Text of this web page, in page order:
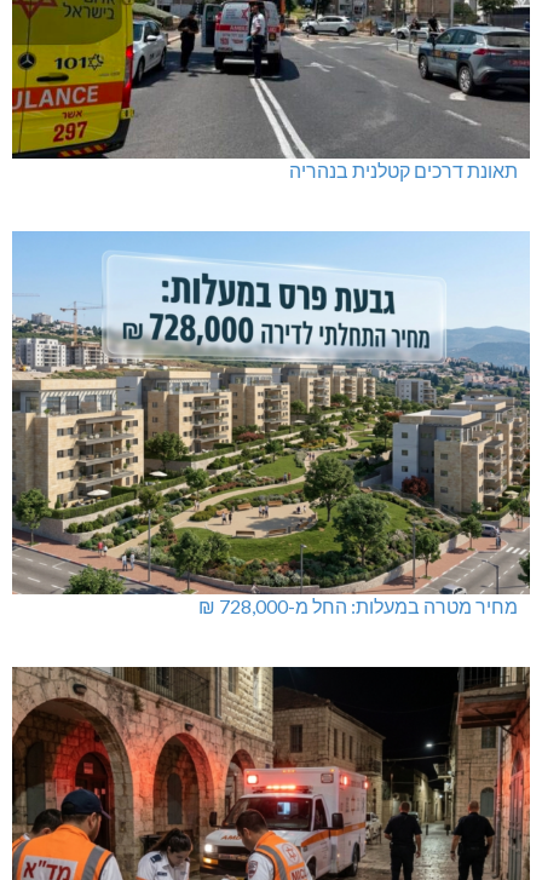
תאונת דרכים קטלנית בנהריה
מחיר מטרה במעלות: החל מ-728,000 ₪